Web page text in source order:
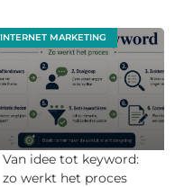
INTERNET MARKETING
Van idee tot keyword:
zo werkt het proces